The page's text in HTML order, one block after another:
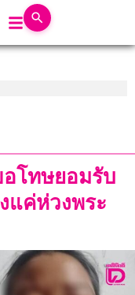
โทษยอมรับ
แค่ห่วงพระ